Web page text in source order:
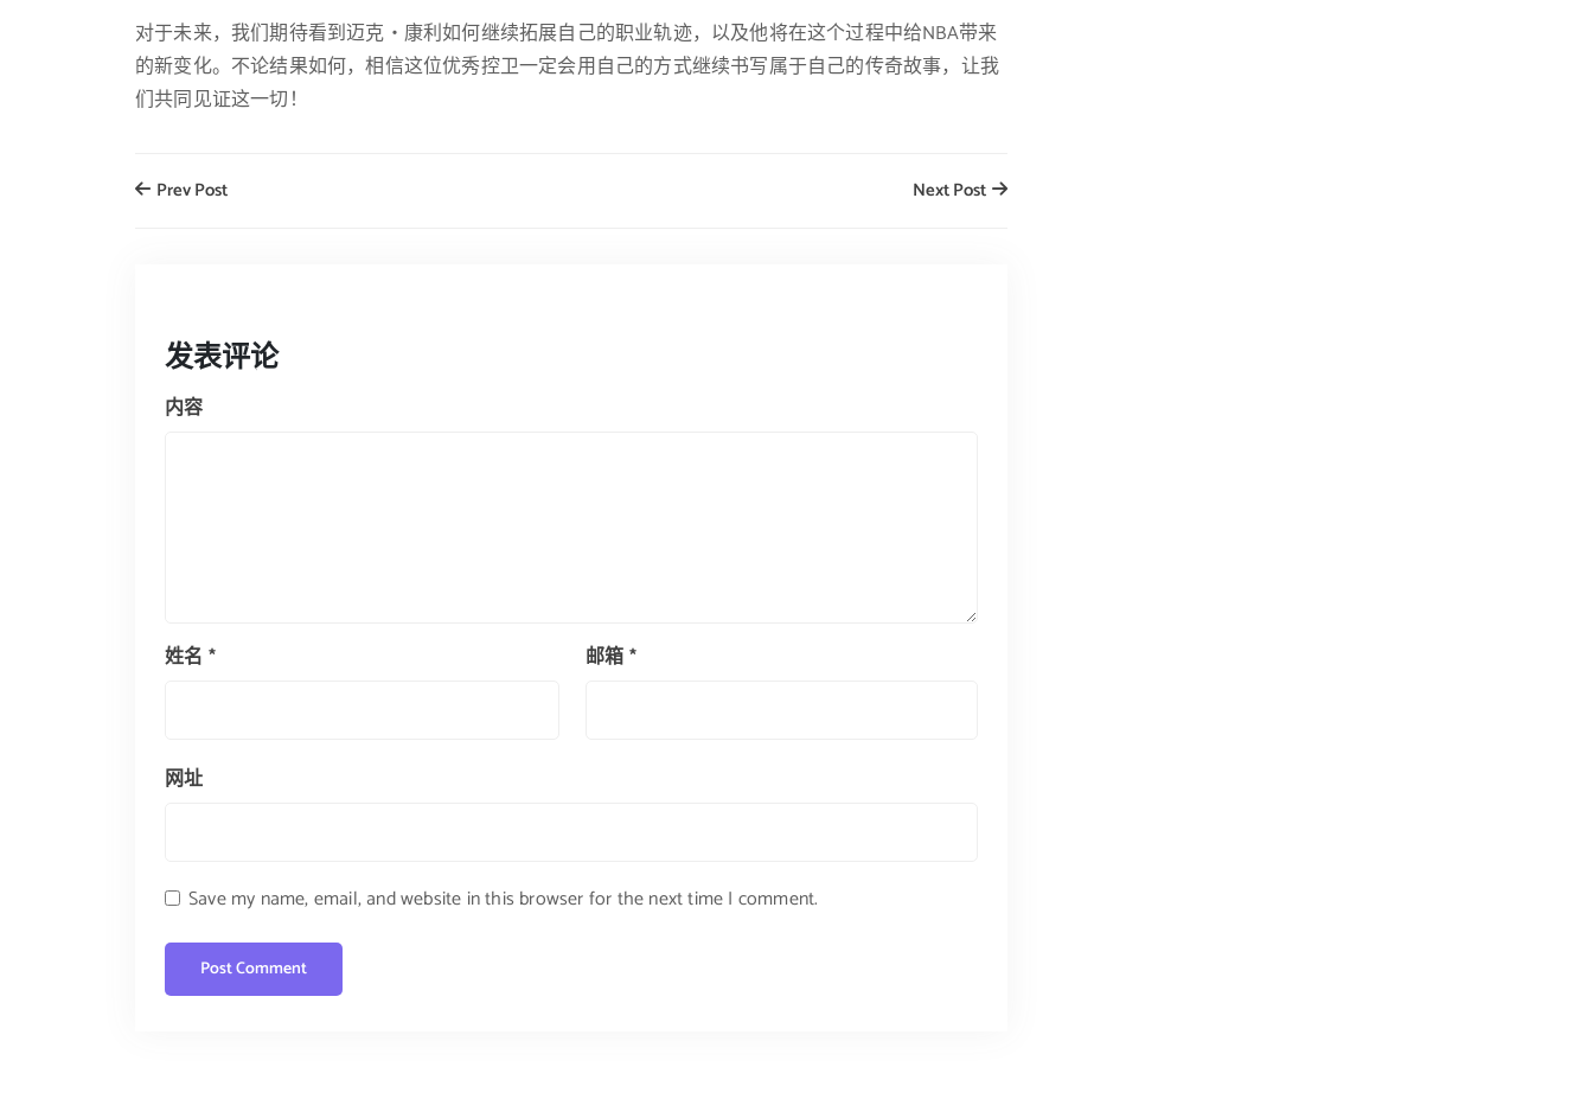
对于未来，我们期待看到迈克・康利如何继续拓展自己的职业轨迹，以及他将在这个过程中给NBA带来
的新变化。不论结果如何，相信这位优秀控卫一定会用自己的方式继续书写属于自己的传奇故事，让我
们共同见证这一切！
Prev Post Next Post
发表评论
内容
姓名 * 邮箱*
网址
Save my name, email, and website in this browser for the next time I comment.